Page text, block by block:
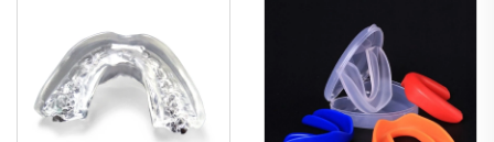
защитные
спортивные капы для
зубов
для зубов,
спортивные капы для
единоборств MMA,
защита от скрежета
зубами